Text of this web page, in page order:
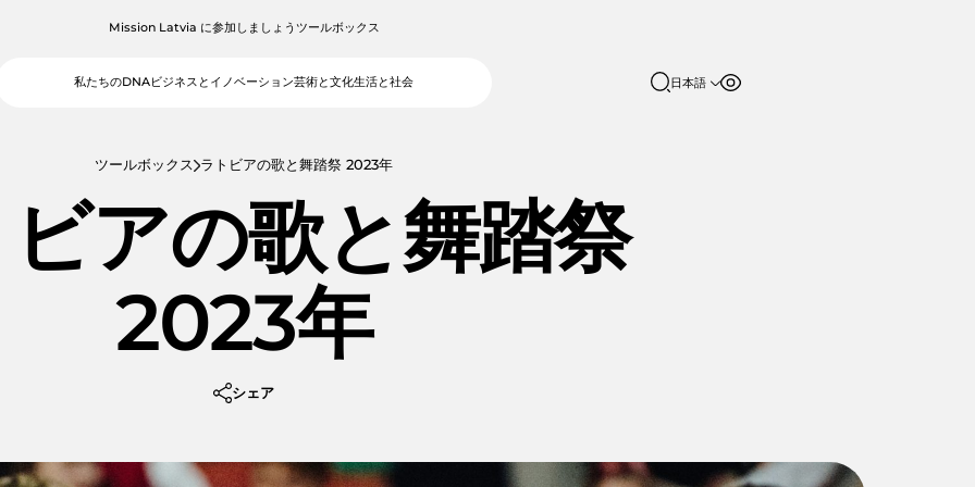
Mission Latvia に参加しましょう ツールボックス
私たちのDNAビジネスとイノベーション芸術と文化生活と社会 日本語
150%
200%
ツールボックス ラトビアの歌と舞踏祭 2023年
アの歌と舞踏祭
2023年
シェア